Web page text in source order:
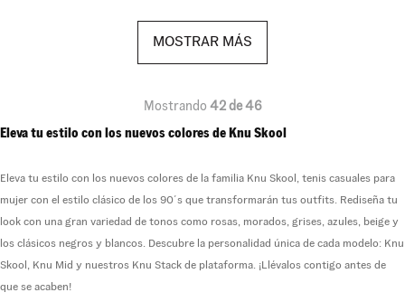
MOSTRAR MÁS
Mostrando 42 de 46
Eleva tu estilo con los nuevos colores de Knu Skool
Eleva tu estilo con los nuevos colores de la familia Knu Skool, tenis casuales para
mujer con el estilo clásico de los 90´s que transformarán tus outfits. Rediseña tu
look con una gran variedad de tonos como rosas, morados, grises, azules, beige y
los clásicos negros y blancos. Descubre la personalidad única de cada modelo: Knu
Skool, Knu Mid y nuestros Knu Stack de plataforma. ¡Llévalos contigo antes de
que se acaben!